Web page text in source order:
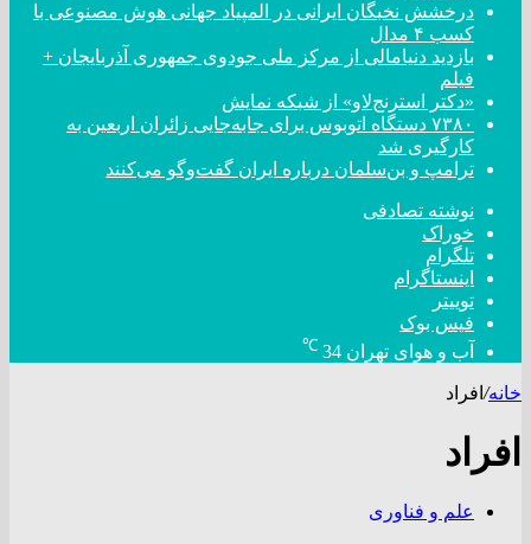
درخشش نخبگان ایرانی در المپیاد جهانی هوش مصنوعی با
کسب ۴ مدال
بازدید دنیامالی از مرکز ملی جودوی جمهوری آذربایجان +
فیلم
«دکتر استرنج‌لاو» از شبکه نمایش
۷۳۸۰ دستگاه اتوبوس برای جابه‌جایی زائران اربعین به
کارگیری شد
ترامپ و بن‌سلمان درباره ایران گفت‌و‌گو می‌کنند
نوشته تصادفی
خوراک
تلگرام
اینستاگرام
توییتر
فیس بوک
آب و هوای تهران 34
℃
خانه/ افراد
افراد
علم و فناوری